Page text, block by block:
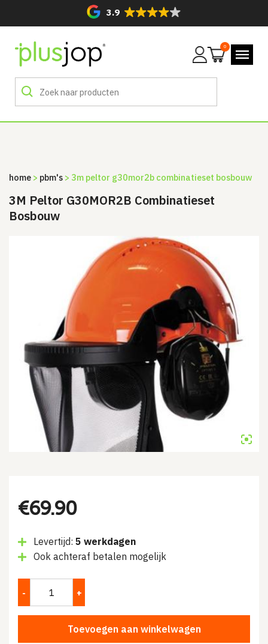
3.9
Mijn
0
home > pbm's > 3m peltor g30mor2b combinatieset bosbouw
3M Peltor G30MOR2B Combinatieset
Bosbouw
€69.90
Levertijd: 5 werkdagen
Ook achteraf betalen mogelijk
Toevoegen aan winkelwagen